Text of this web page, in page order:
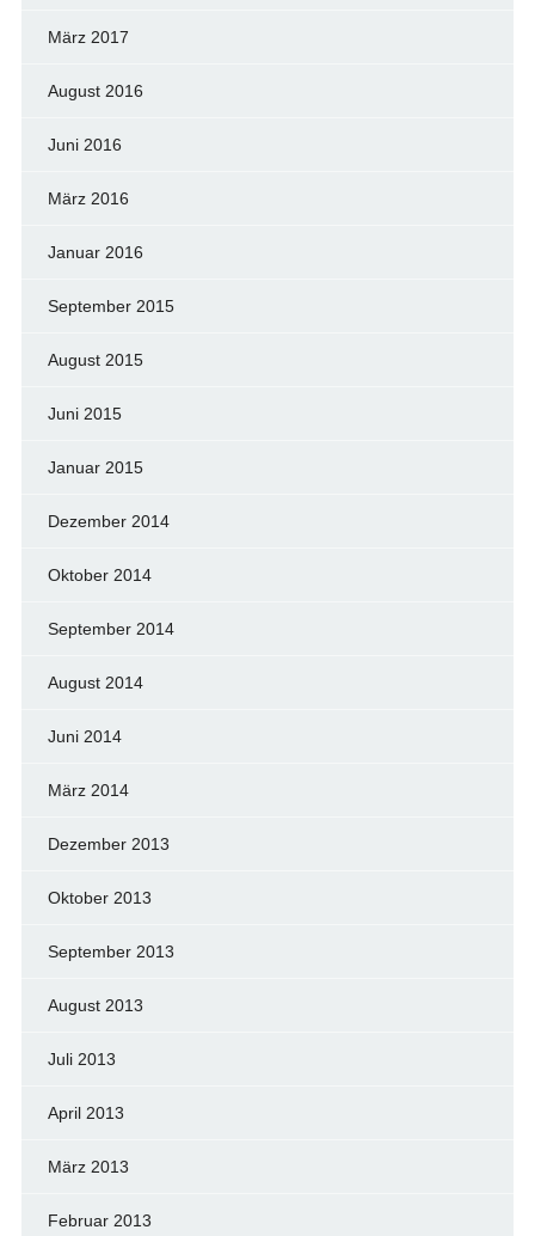
März 2017
August 2016
Juni 2016
März 2016
Januar 2016
September 2015
August 2015
Juni 2015
Januar 2015
Dezember 2014
Oktober 2014
September 2014
August 2014
Juni 2014
März 2014
Dezember 2013
Oktober 2013
September 2013
August 2013
Juli 2013
April 2013
März 2013
Februar 2013